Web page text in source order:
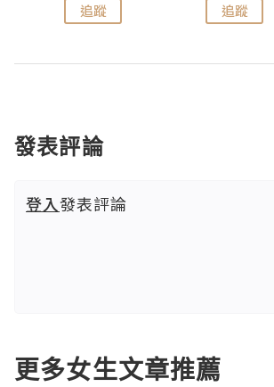
追蹤 追蹤
發表評論
登入發表評論
更多女生文章推薦